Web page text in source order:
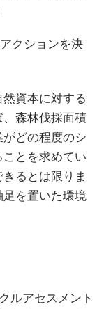
クションを決
資本に対する
森林伐採面積
どの程度のシ
とを求めてい
るとは限りま
を置いた環境
ルアセスメント